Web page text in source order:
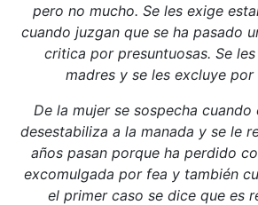
pero no mucho. Se les exige
cuando juzgan que se ha pasado
critica por presuntuosas. Se
madres y se les excluye por
De la mujer se sospecha
desestabiliza a la manada y se le
años pasan porque ha perdido
excomulgada por fea y también
el primer caso se dice que es